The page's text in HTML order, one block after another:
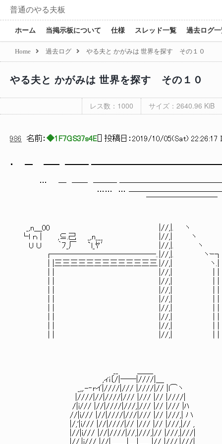
普通のやる夫板
ホーム 当掲示板について 仕様 スレッド一覧 過去ログ
Home 過去ログ やる夫と かがみは 世界を探す その１０
やる夫と かがみは 世界を探す その１０
レス数：1000 サイズ：2640.96 KiB
986 名前： ◆1F7GS37s4E ] 投稿日： 2019/10/05(Sat) 22:26:17
・ ━ ━━ ━━━
… ─ ── ───
…… …
_,n＿00 |//,|. ヽ
└l ｎ | ,⊆.己 _,n___ |//,| ヽ
U Ｕ ｀ﾌ_厂 `l_ﾔ′ |//,|. ヽ
┌―――――――――――――..|//,|. ヽｰ┐
| |三三三三三三三三三三三三三.|//,| ヽ.|
| | |//,| | |
| | |//,| | |
| | |//,| | |
| | |//,| | |
| | |//,| | |
| | |//,| | |
| | |//,| | |
| | |//,| | |
,ィi〔/|──|////|＿
_,,.-‐rイ|////|/// |////|// |l⌒ヽ
|////|//|////|/// |/// |// |////|
/|i/// |//|////|///,|/// |// |/// |ﾊ
//|i/// |//|////|///|/// |// |///,| ハ
|/,'|i/// |//|////|// |/// |// |///,|// ,
|//|i/// |//|////|//,|///,|// |///,|///|
|//,|i/// |//|＿＿|＿|＿__|// |///,|///|